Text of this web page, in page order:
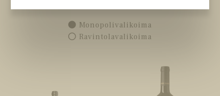
Monopolivalikoima
Ravintolavalikoima